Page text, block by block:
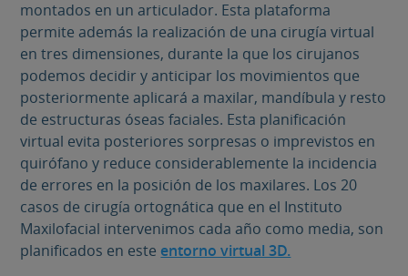
montados en un articulador. Esta plataforma
permite además la realización de una cirugía virtual
en tres dimensiones, durante la que los cirujanos
podemos decidir y anticipar los movimientos que
posteriormente aplicará a maxilar, mandíbula y resto
de estructuras óseas faciales. Esta planificación
virtual evita posteriores sorpresas o imprevistos en
quirófano y reduce considerablemente la incidencia
de errores en la posición de los maxilares. Los 20
casos de cirugía ortognática que en el Instituto
Maxilofacial intervenimos cada año como media, son
planificados en este entorno virtual 3D.